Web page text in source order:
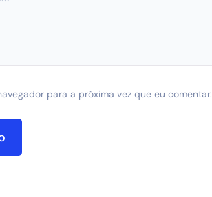
para a próxima vez que eu comentar.